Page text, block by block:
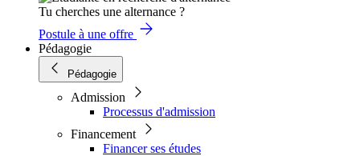
Tu cherches une alternance ?
Postule à une offre
Pédagogie
Pédagogie
Admission
Processus d'admission
Financement
Financer ses études